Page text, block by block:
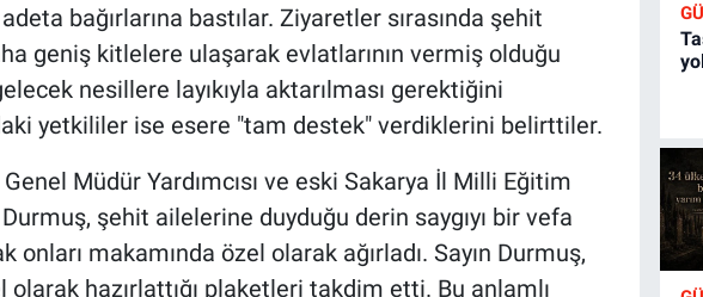
bağırlarına bastılar. Ziyaretler sırasında şehit
geniş kitlelere ulaşarak evlatlarının vermiş olduğu
nesillere layıkıyla aktarılması gerektiğini
yetkililer ise esere "tam destek" verdiklerini belirttiler.
Müdür Yardımcısı ve eski Sakarya İl Milli Eğitim
şehit ailelerine duyduğu derin saygıyı bir vefa
onları makamında özel olarak ağırladı. Sayın Durmuş,
hazırlattığı plaketleri takdim etti. Bu anlamlı